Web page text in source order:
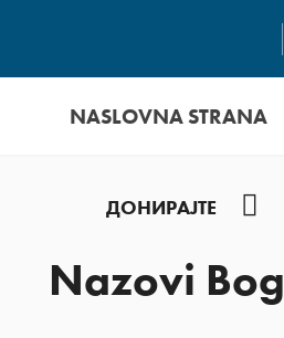
NASLOVNA STRANA
ДОНИРАЈТЕ
Nazovi